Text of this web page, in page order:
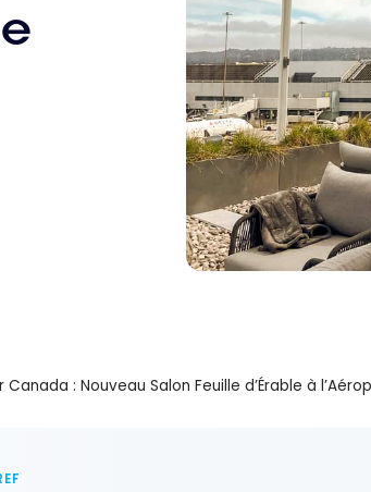
Canada : Nouveau Salon Feuille d’Érable à